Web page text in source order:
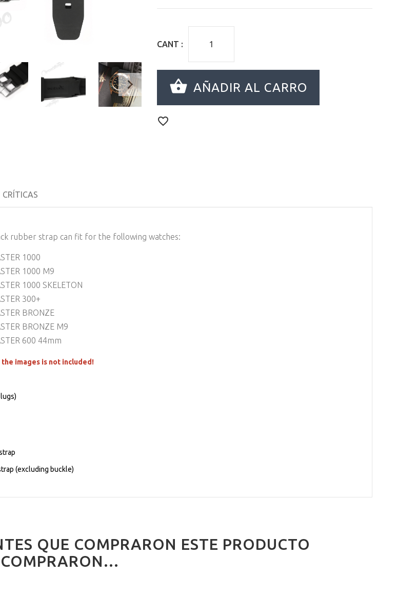
CANT :
CRÍTICAS
rubber strap can fit for the following watches:
1000
1000 M9
1000 SKELETON
300+
BRONZE
BRONZE M9
600 44mm
the images is not included!
(excluding buckle)
QUE COMPRARON ESTE PRODUCTO